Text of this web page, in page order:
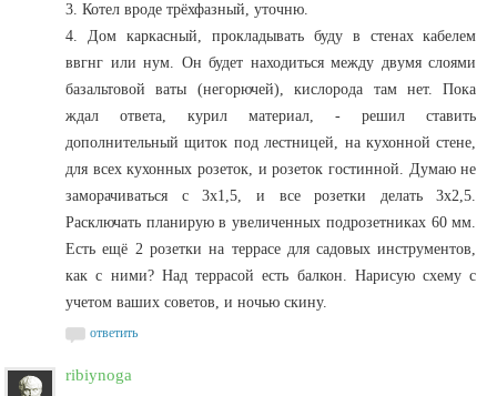
3. Котел вроде трёхфазный, уточню.
4. Дом каркасный, прокладывать буду в стенах кабелем
ввгнг или нум. Он будет находиться между двумя слоями
базальтовой ваты (негорючей), кислорода там нет. Пока
ждал ответа, курил материал, - решил ставить
дополнительный щиток под лестницей, на кухонной стене,
для всех кухонных розеток, и розеток гостинной. Думаю не
заморачиваться с 3х1,5, и все розетки делать 3х2,5.
Расключать планирую в увеличенных подрозетниках 60 мм.
Есть ещё 2 розетки на террасе для садовых инструментов,
как с ними? Над террасой есть балкон. Нарисую схему с
учетом ваших советов, и ночью скину.
ответить
ribiynoga